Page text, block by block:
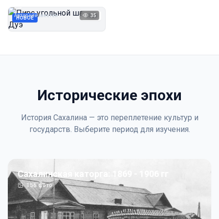
НОВОЕ 1923
Автор неизвестен 35
Исторические эпохи
История Сахалина — это переплетение культур и
государств. Выберите период для изучения.
Сахалинская каторга: 1869 - 1906 гг
156фото